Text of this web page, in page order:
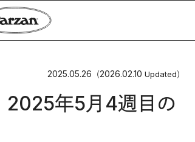
2025.05.26 （2026.02.10 Updated）
2025年5月4週目の